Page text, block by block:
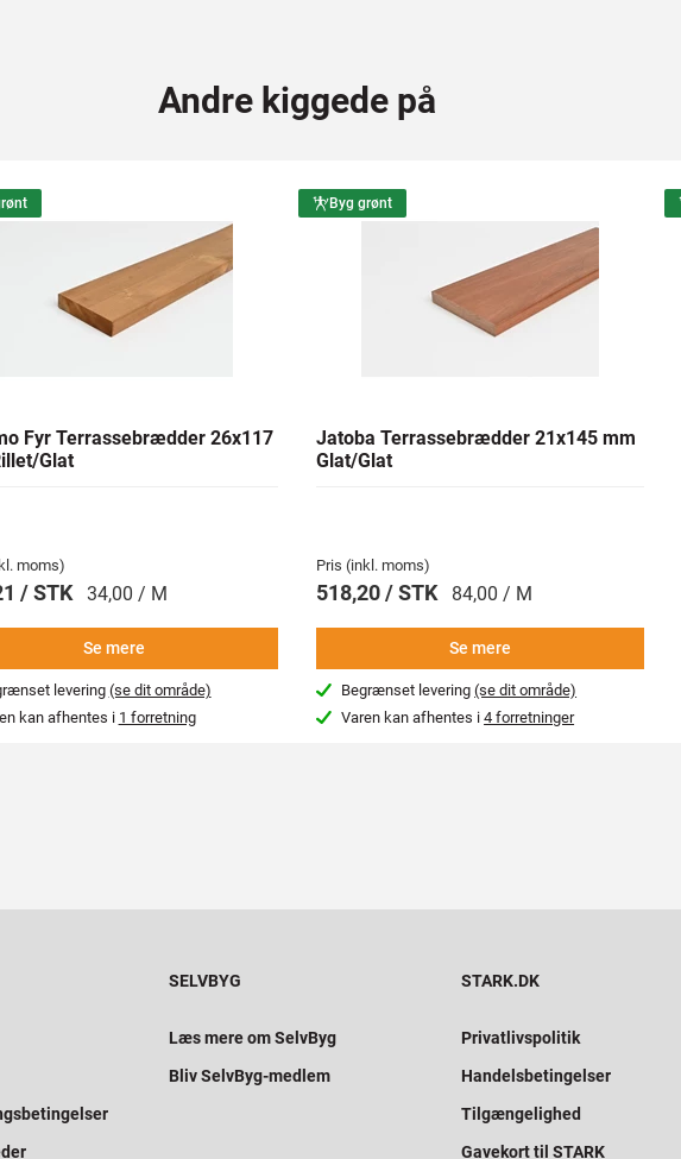
Andre kiggede på
Fyr Terrassebrædder 26x117
Glat
moms)
/ STK 34,00 / M
Se mere
levering (se dit område)
kan afhentes i 1 forretning
Byg grønt
Jatoba Terrassebrædder 21x145 mm
Glat/Glat
Pris (inkl. moms)
518,20 / STK 84,00 / M
Se mere
Begrænset levering(se dit område)
Varen kan afhentes i4 forretninger
SELVBYG
Læs mere om SelvByg
Bliv SelvByg-medlem
STARK.DK
Privatlivspolitik
Handelsbetingelser
Tilgængelighed
Gavekort til STARK